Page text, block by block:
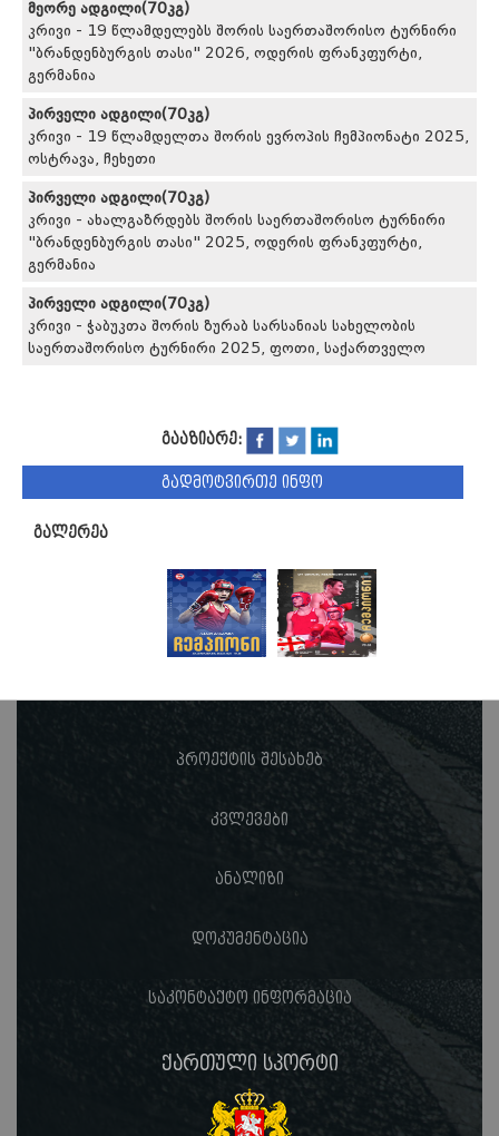
მეორე ადგილი(70კგ)
კრივი - 19 წლამდელებს შორის საერთაშორისო ტურნირი
"ბრანდენბურგის თასი" 2026, ოდერის ფრანკფურტი,
გერმანია
პირველი ადგილი(70კგ)
კრივი - 19 წლამდელთა შორის ევროპის ჩემპიონატი 2025,
ოსტრავა, ჩეხეთი
პირველი ადგილი(70კგ)
კრივი - ახალგაზრდებს შორის საერთაშორისო ტურნირი
"ბრანდენბურგის თასი" 2025, ოდერის ფრანკფურტი,
გერმანია
პირველი ადგილი(70კგ)
კრივი - ჭაბუკთა შორის ზურაბ სარსანიას სახელობის
საერთაშორისო ტურნირი 2025, ფოთი, საქართველო
გააზიარე:
გადმოტვირთე ინფო
გალერეა
პროექტის შესახებ
კვლევები
ანალიზი
დოკუმენტაცია
საკონტაქტო ინფორმაცია
ქართული სპორტი